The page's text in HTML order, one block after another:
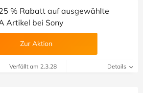
% Rabatt auf ausgewählte
Artikel bei Sony
Zur Aktion
Verfällt am 2.3.28 Details